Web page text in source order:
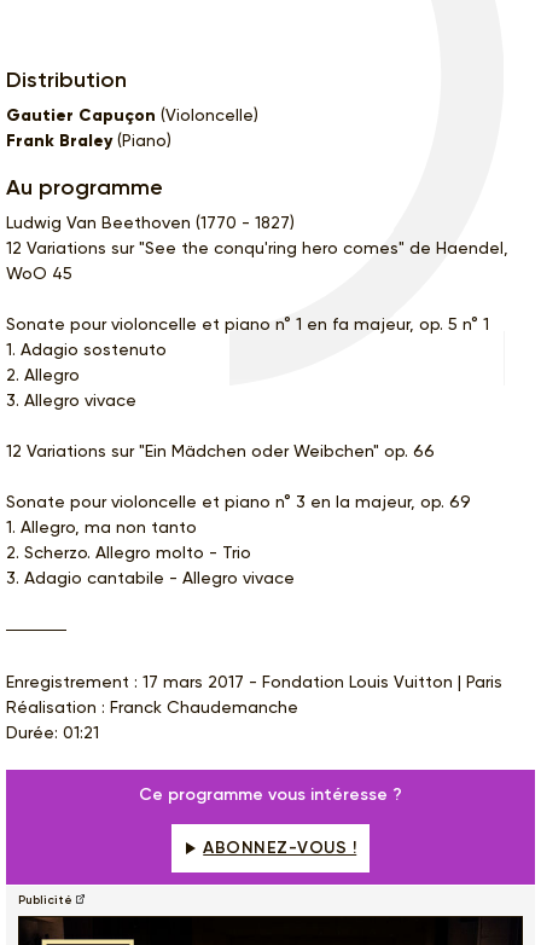
Distribution
Gautier Capuçon (Violoncelle)
Frank Braley(Piano)
Au programme
Ludwig Van Beethoven (1770 - 1827)
12 Variations sur "See the conqu'ring hero comes" de Haendel,
WoO 45
Sonate pour violoncelle et piano n° 1 en fa majeur, op. 5 n° 1
1. Adagio sostenuto
2. Allegro
3. Allegro vivace
12 Variations sur "Ein Mädchen oder Weibchen" op. 66
Sonate pour violoncelle et piano n° 3 en la majeur, op. 69
1. Allegro, ma non tanto
2. Scherzo. Allegro molto - Trio
3. Adagio cantabile - Allegro vivace
Enregistrement : 17 mars 2017 - Fondation Louis Vuitton | Paris
Réalisation : Franck Chaudemanche
Durée: 01:21
Ce programme vous intéresse ?
ABONNEZ-VOUS !
Publicité